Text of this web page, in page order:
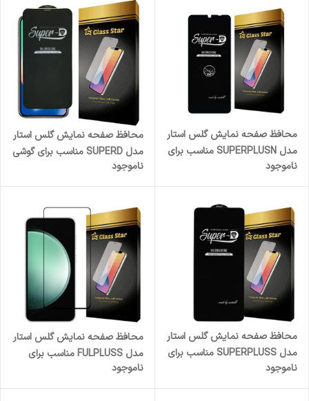
محافظ صفحه نمایش گلس استار
مدل SUPERPLUSN مناسب برای
13C 4G / سامسونگ Galaxy
ناموجود
محافظ صفحه نمایش گلس استار
مدل SUPERD مناسب برای گوشی
موبایل اپل iPhone X
ناموجود
محافظ صفحه نمایش گلس استار
مدل SUPERPLUSS مناسب برای
S22 Plus 5G
ناموجود
محافظ صفحه نمایش گلس استار
مدل FULPLUSS مناسب برای
S23 FE
ناموجود